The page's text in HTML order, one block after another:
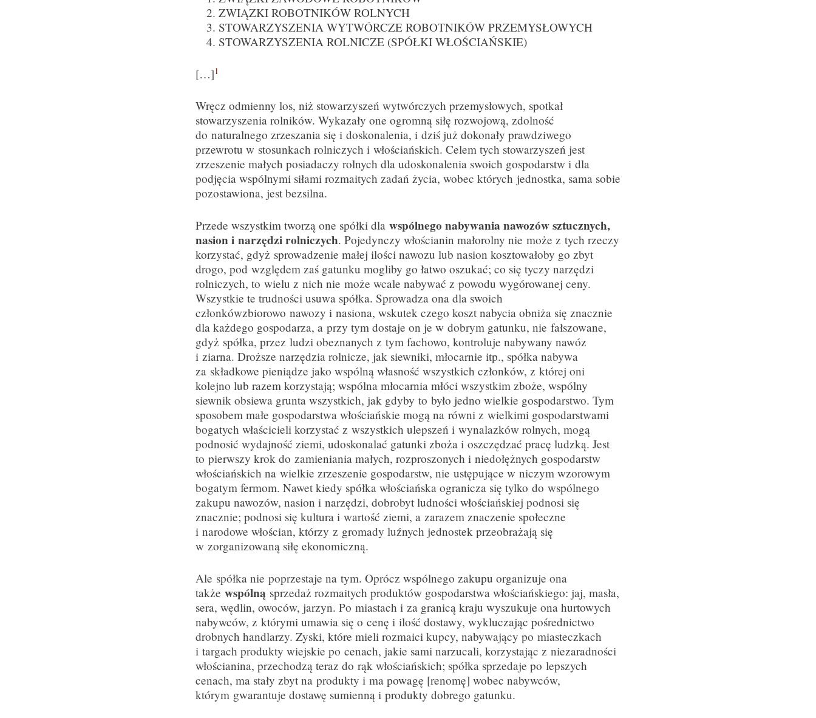
ZWIĄZKI ROBOTNIKÓW ROLNYCH
STOWARZYSZENIA WYTWÓRCZE ROBOTNIKÓW PRZEMYSŁOWYCH
STOWARZYSZENIA ROLNICZE (SPÓŁKI WŁOŚCIAŃSKIE)
[…]1
Wręcz odmienny los, niż stowarzyszeń wytwórczych przemysłowych, spotkał
stowarzyszenia rolników. Wykazały one ogromną siłę rozwojową, zdolność
do naturalnego zrzeszania się i doskonalenia, i dziś już dokonały prawdziwego
przewrotu w stosunkach rolniczych i włościańskich. Celem tych stowarzyszeń jest
zrzeszenie małych posiadaczy rolnych dla udoskonalenia swoich gospodarstw i dla
podjęcia wspólnymi siłami rozmaitych zadań życia, wobec których jednostka, sama sobie
pozostawiona, jest bezsilna.
Przede wszystkim tworzą one spółki dla wspólnego nabywania nawozów sztucznych,
nasion i narzędzi rolniczych. Pojedynczy włościanin małorolny nie może z tych rzeczy
korzystać, gdyż sprowadzenie małej ilości nawozu lub nasion kosztowałoby go zbyt
drogo, pod względem zaś gatunku mogliby go łatwo oszukać; co się tyczy narzędzi
rolniczych, to wielu z nich nie może wcale nabywać z powodu wygórowanej ceny.
Wszystkie te trudności usuwa spółka. Sprowadza ona dla swoich
członkówzbiorowo nawozy i nasiona, wskutek czego koszt nabycia obniża się znacznie
dla każdego gospodarza, a przy tym dostaje on je w dobrym gatunku, nie fałszowane,
gdyż spółka, przez ludzi obeznanych z tym fachowo, kontroluje nabywany nawóz
i ziarna. Droższe narzędzia rolnicze, jak siewniki, młocarnie itp., spółka nabywa
za składkowe pieniądze jako wspólną własność wszystkich członków, z której oni
kolejno lub razem korzystają; wspólna młocarnia młóci wszystkim zboże, wspólny
siewnik obsiewa grunta wszystkich, jak gdyby to było jedno wielkie gospodarstwo. Tym
sposobem małe gospodarstwa włościańskie mogą na równi z wielkimi gospodarstwami
bogatych właścicieli korzystać z wszystkich ulepszeń i wynalazków rolnych, mogą
podnosić wydajność ziemi, udoskonalać gatunki zboża i oszczędzać pracę ludzką. Jest
to pierwszy krok do zamieniania małych, rozproszonych i niedołężnych gospodarstw
włościańskich na wielkie zrzeszenie gospodarstw, nie ustępujące w niczym wzorowym
bogatym fermom. Nawet kiedy spółka włościańska ogranicza się tylko do wspólnego
zakupu nawozów, nasion i narzędzi, dobrobyt ludności włościańskiej podnosi się
znacznie; podnosi się kultura i wartość ziemi, a zarazem znaczenie społeczne
i narodowe włościan, którzy z gromady luźnych jednostek przeobrażają się
w zorganizowaną siłę ekonomiczną.
Ale spółka nie poprzestaje na tym. Oprócz wspólnego zakupu organizuje ona
także wspólną sprzedaż rozmaitych produktów gospodarstwa włościańskiego: jaj, masła,
sera, wędlin, owoców, jarzyn. Po miastach i za granicą kraju wyszukuje ona hurtowych
nabywców, z którymi umawia się o cenę i ilość dostawy, wykluczając pośrednictwo
drobnych handlarzy. Zyski, które mieli rozmaici kupcy, nabywający po miasteczkach
i targach produkty wiejskie po cenach, jakie sami narzucali, korzystając z niezaradności
włościanina, przechodzą teraz do rąk włościańskich; spółka sprzedaje po lepszych
cenach, ma stały zbyt na produkty i ma powagę [renomę] wobec nabywców,
którym gwarantuje dostawę sumienną i produkty dobrego gatunku.